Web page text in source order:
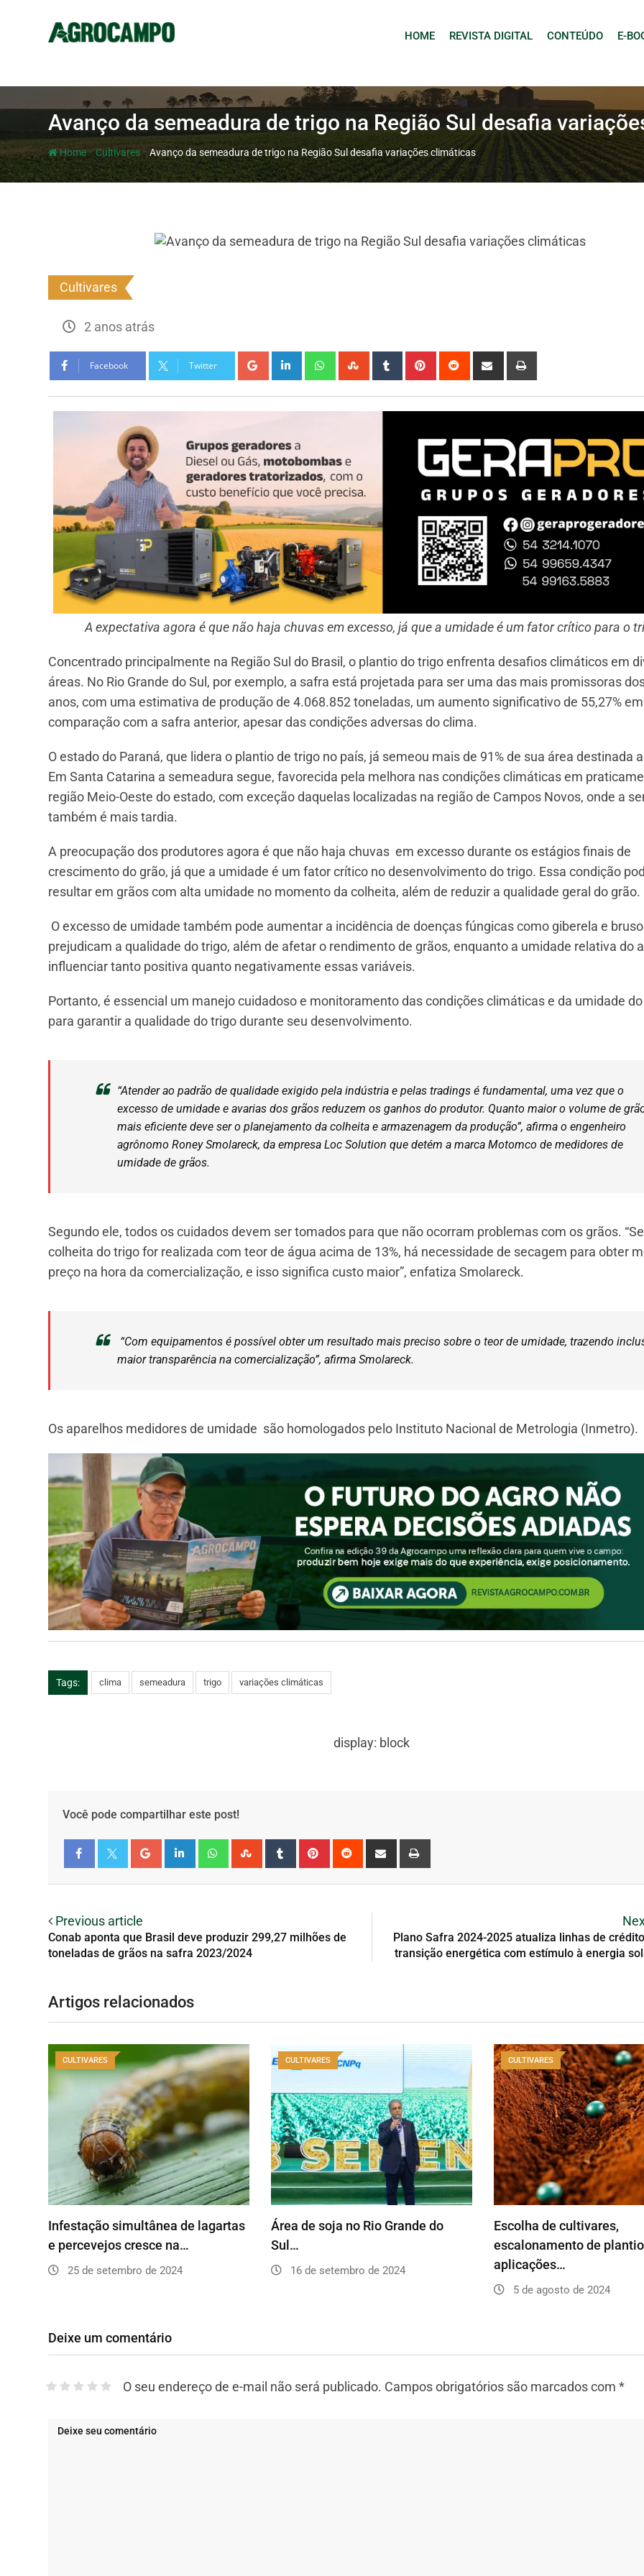
HOME REVISTA DIGITAL CONTEÚDO E-
Avanço da semeadura de trigo na Região Sul desafia
Home-Cultivares- Avanço da semeadura de trigo na Região Sul desafia variações climáticas
Cultivares
2 anos atrás
Facebook Twitter
A expectativa agora é que não haja chuvas em excesso, já que a umidade é um fator crítico para o
Concentrado principalmente na Região Sul do Brasil, o plantio do trigo enfrenta desafios climáticos em
áreas. No Rio Grande do Sul, por exemplo, a safra está projetada para ser uma das mais promissoras
anos, com uma estimativa de produção de 4.068.852 toneladas, um aumento significativo de 55,27% em
comparação com a safra anterior, apesar das condições adversas do clima.
O estado do Paraná, que lidera o plantio de trigo no país, já semeou mais de 91% de sua área destinada
Em Santa Catarina a semeadura segue, favorecida pela melhora nas condições climáticas em
região Meio-Oeste do estado, com exceção daquelas localizadas na região de Campos Novos, onde a
também é mais tardia.
A preocupação dos produtores agora é que não haja chuvas em excesso durante os estágios finais de
crescimento do grão, já que a umidade é um fator crítico no desenvolvimento do trigo. Essa condição
resultar em grãos com alta umidade no momento da colheita, além de reduzir a qualidade geral do grão.
O excesso de umidade também pode aumentar a incidência de doenças fúngicas como giberela e
prejudicam a qualidade do trigo, além de afetar o rendimento de grãos, enquanto a umidade relativa do
influenciar tanto positiva quanto negativamente essas variáveis.
Portanto, é essencial um manejo cuidadoso e monitoramento das condições climáticas e da umidade
para garantir a qualidade do trigo durante seu desenvolvimento.
“Atender ao padrão de qualidade exigido pela indústria e pelas tradings é fundamental, uma vez que o
excesso de umidade e avarias dos grãos reduzem os ganhos do produtor. Quanto maior o volume de
mais eficiente deve ser o planejamento da colheita e armazenagem da produção”, afirma o engenheiro
agrônomo Roney Smolareck, da empresa Loc Solution que detém a marca Motomco de medidores de
umidade de grãos.
Segundo ele, todos os cuidados devem ser tomados para que não ocorram problemas com os grãos.
colheita do trigo for realizada com teor de água acima de 13%, há necessidade de secagem para obter
preço na hora da comercialização, e isso significa custo maior”, enfatiza Smolareck.
“Com equipamentos é possível obter um resultado mais preciso sobre o teor de umidade, trazendo
maior transparência na comercialização”, afirma Smolareck.
Os aparelhos medidores de umidade são homologados pelo Instituto Nacional de Metrologia (Inmetro).
Tags: clima semeadura trigo variações climáticas
display: block
Você pode compartilhar este post!
FacebookTwitter
Previous article
Conab aponta que Brasil deve produzir 299,27 milhões de
toneladas de grãos na safra 2023/2024
Plano Safra 2024-2025 atualiza linhas de
transição energética com estímulo à energia
Artigos relacionados
CULTIVARES
Infestação simultânea de lagartas
e percevejos cresce na…
25 de setembro de 2024
CULTIVARES
Área de soja no Rio Grande do
Sul…
16 de setembro de 2024
CULTIVARES
Escolha de cultivares,
escalonamento de
aplicações…
5 de agosto de 2024
Deixe um comentário
O seu endereço de e-mail não será publicado. Campos obrigatórios são marcados com *